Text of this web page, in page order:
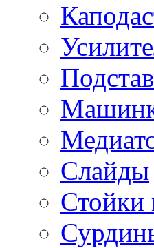
Слайды
Стойки